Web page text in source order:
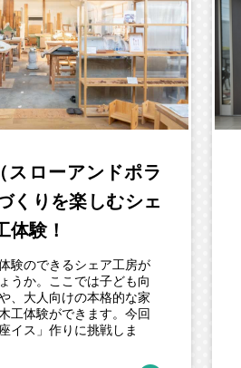
ローアンドポラ
くりを楽しむシェ
体験！
験のできるシェア工房が
うか。ここでは子ども向
、大人向けの本格的な家
工体験ができます。今回
イス」作りに挑戦しま